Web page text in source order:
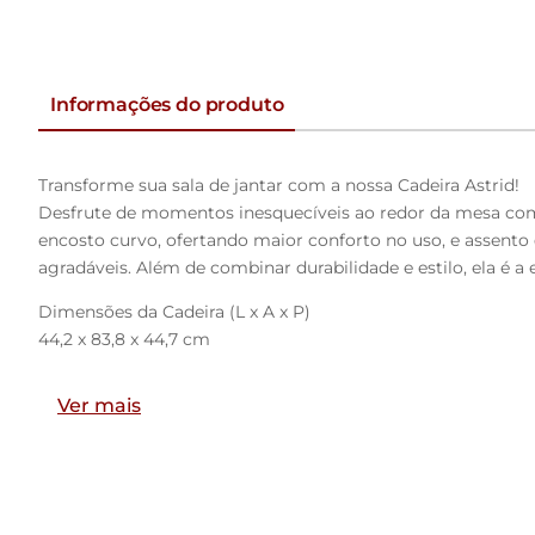
Informações do produto
Transforme sua sala de jantar com a nossa Cadeira Astrid!
Desfrute de momentos inesquecíveis ao redor da mesa
encosto curvo, ofertando maior conforto no uso, e
agradáveis. Além de combinar durabilidade e estilo, ela é
Dimensões da Cadeira (L x A x P)
44,2 x 83,8 x 44,7 cm
Largura do encosto: 50 cm
Ver mais